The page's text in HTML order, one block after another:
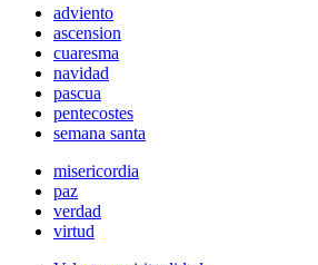
adviento
ascension
cuaresma
navidad
pascua
pentecostes
semana santa
misericordia
paz
verdad
virtud